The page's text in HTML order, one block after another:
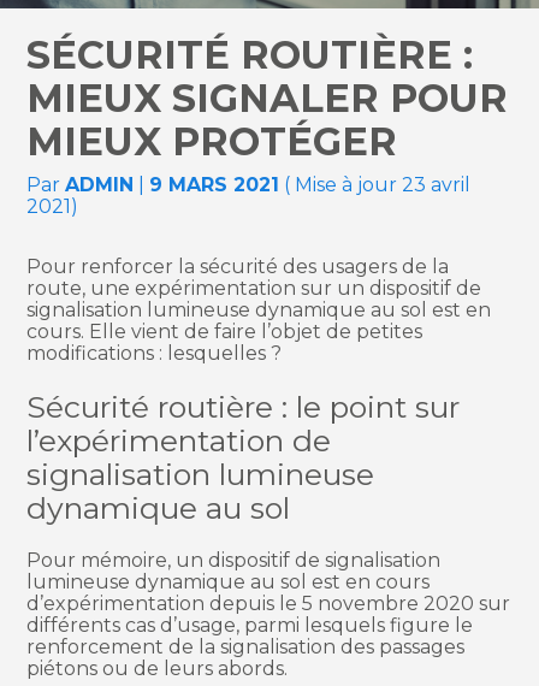
SÉCURITÉ ROUTIÈRE :
MIEUX SIGNALER POUR
MIEUX PROTÉGER
ParADMIN 9 MARS 2021 ( Mise à jour 23 avril
2021)
Pour renforcer la sécurité des usagers de la
route, une expérimentation sur un dispositif de
signalisation lumineuse dynamique au sol est en
cours. Elle vient de faire l’objet de petites
modifications : lesquelles ?
Sécurité routière : le point sur
l’expérimentation de
signalisation lumineuse
dynamique au sol
Pour mémoire, un dispositif de signalisation
lumineuse dynamique au sol est en cours
d’expérimentation depuis le 5 novembre 2020 sur
différents cas d’usage, parmi lesquels figure le
renforcement de la signalisation des passages
piétons ou de leurs abords.